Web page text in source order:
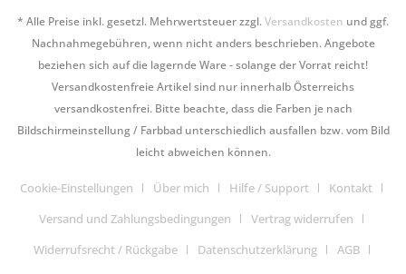
* Alle Preise inkl. gesetzl. Mehrwertsteuer zzgl.Versandkosten und ggf.
Nachnahmegebühren, wenn nicht anders beschrieben. Angebote
beziehen sich auf die lagernde Ware - solange der Vorrat reicht!
Versandkostenfreie Artikel sind nur innerhalb Österreichs
versandkostenfrei. Bitte beachte, dass die Farben je nach
Bildschirmeinstellung / Farbbad unterschiedlich ausfallen bzw. vom Bild
leicht abweichen können.
Cookie-Einstellungen Über mich Hilfe / Support
Kontakt
Versand und Zahlungsbedingungen
Vertrag widerrufen
Widerrufsrecht / Rückgabe
Datenschutzerklärung
AGB